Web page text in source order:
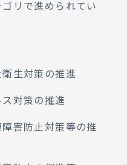
リで進められてい
生対策の推進
対策の推進
害防止対策等の推